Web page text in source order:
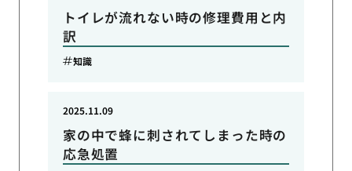
トイレが流れない時の修理費用と内
訳
知識
家の中で蜂に刺されてしまった時の
応急処置
2025.11.09